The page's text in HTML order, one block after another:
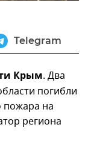
Telegram
Крым. Два
погибли
пожара на
региона